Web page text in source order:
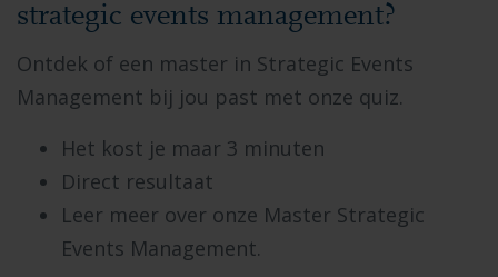
strategic events management?
Ontdek of een master in Strategic Events
Management bij jou past met onze quiz.
Het kost je maar 3 minuten
Direct resultaat
Leer meer over onze Master Strategic
Events Management.